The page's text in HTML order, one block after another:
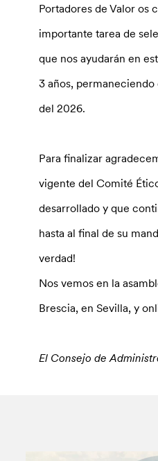
Portadores de Valor os
importante tarea de
que nos ayudarán en
3 años,
del 2026.
Para finalizar
vigente del Comité
desarrollado y que
hasta al final de su
verdad!
Nos vemos en la
Brescia, en Sevilla, y
El Consejo de